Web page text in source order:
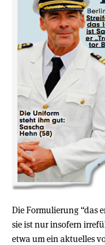
Die Formulierung “das
sie ist nur insofern
etwa um ein aktuelles